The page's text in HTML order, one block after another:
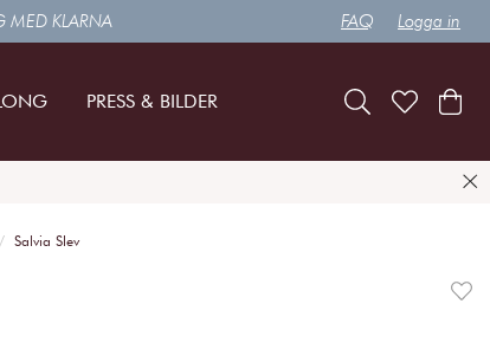
MED KLARNA FAQ Logga in
PRESS & BILDER
Salvia Slev